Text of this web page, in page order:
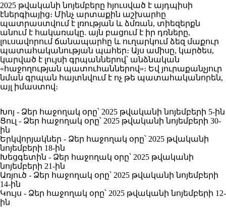
2025 թվականի նոյեմբերը հյուսված է այդպիսի
էներգիայից։ Մինչ արտաքին աշխարհը
պատրաստվում է լռության և ձմռան, տիեզերքն
անում է հակառակը. այն բացում է իր դռները,
լուսավորում ճանապարհը և ուղարկում ձեզ մաքուր
պատահականության պահեր։ Այս ամիսը, կարծես,
կարված է լույսի գրպաններով՝ անձնական
«հաջողության պատուհաններով»։ Եվ յուրաքանչյուր
նման գրպան հայտնվում է ոչ թե պատահականորեն,
այլ իմաստով։
Խոյ - Ձեր հաջողակ օրը՝ 2025 թվականի նոյեմբերի 5-ին
Ցուլ - Ձեր հաջողակ օրը՝ 2025 թվականի նոյեմբերի 30-
ին
Երկվորյակներ - Ձեր հաջողակ օրը՝ 2025 թվականի
նոյեմբերի 18-ին
Խեցգետին - Ձեր հաջողակ օրը՝ 2025 թվականի
նոյեմբերի 21-ին
Առյուծ - Ձեր հաջողակ օրը՝ 2025 թվականի նոյեմբերի
14-ին
Կույս - Ձեր հաջողակ օրը՝ 2025 թվականի նոյեմբերի 12-
ին